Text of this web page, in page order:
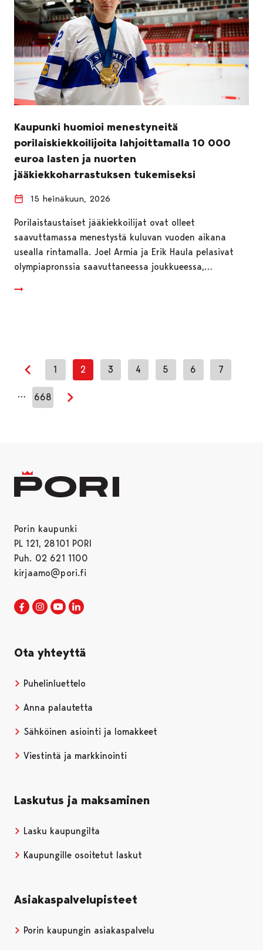
Kaupunki huomioi menestyneitä
porilaiskiekkoilijoita lahjoittamalla 10 000
euroa lasten ja nuorten
jääkiekkoharrastuksen tukemiseksi
15 heinäkuun, 2026
Porilaistaustaiset jääkiekkoilijat ovat olleet
saavuttamassa menestystä kuluvan vuoden aikana
usealla rintamalla. Joel Armia ja Erik Haula pelasivat
olympiapronssia saavuttaneessa joukkueessa,…
Edellinen sivu
1 2 3 4 5 6 7
… 668
Seuraava sivu
Porin kaupunki
PL 121, 28101 PORI
Puh. 02 621 1100
kirjaamo@pori.fi
Porin kaupunki Facebookissa
Avautuu uudessa välilehdessä
Porin kaupunki Instagramissa
Avautuu uudessa välilehdessä
Porin kaupunki Youtubessa
Avautuu uudessa välilehdessä
Ota yhteyttä
Puhelinluettelo
Anna palautetta
Sähköinen asiointi ja lomakkeet
Viestintä ja markkinointi
Laskutus ja maksaminen
Lasku kaupungilta
Kaupungille osoitetut laskut
Asiakaspalvelupisteet
Porin kaupungin asiakaspalvelu